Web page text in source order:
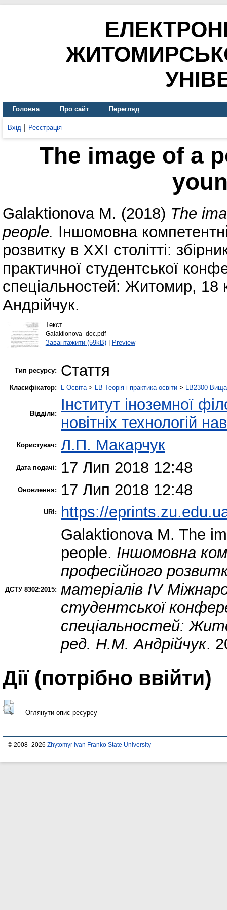
Головна Про сайт Перегляд
Вхід Реєстрація
The image of a
Galaktionova M. (2018) The
people. Іншомовна
розвитку в ХХІ столітті:
практичної студентської
спеціальностей: Житомир, 18
Андрійчук.
Текст
Galaktionova_doc.pdf
Завантажити (59kB)| Preview
Тип ресурсу: Стаття
Класифікатор: L Освіта> LB Теорія і практика освіти > LB2300 Вища
Відділи:
Інститут іноземної
новітніх технологій
Користувач: Л.П. Макарчук
Дата подачі: 17 Лип 2018 12:48
Оновлення: 17 Лип 2018 12:48
URI: https://
ДСТУ 8302:2015:
Galaktionova M. The
people. Іншомовна
професійного
матеріалів ІV
студентської
спеціальностей:
ред. Н.М. Андрійчук.
Дії ​​(потрібно ввійти)
Оглянути опис ресурсу
© 2008–2026 Zhytomyr Ivan Franko State University